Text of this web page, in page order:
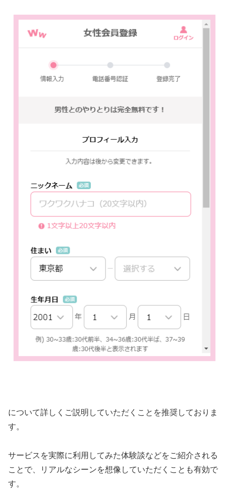
について詳しくご説明していただくことを推奨しておりま
す。
サービスを実際に利用してみた体験談などをご紹介される
ことで、リアルなシーンを想像していただくことも有効で
す。